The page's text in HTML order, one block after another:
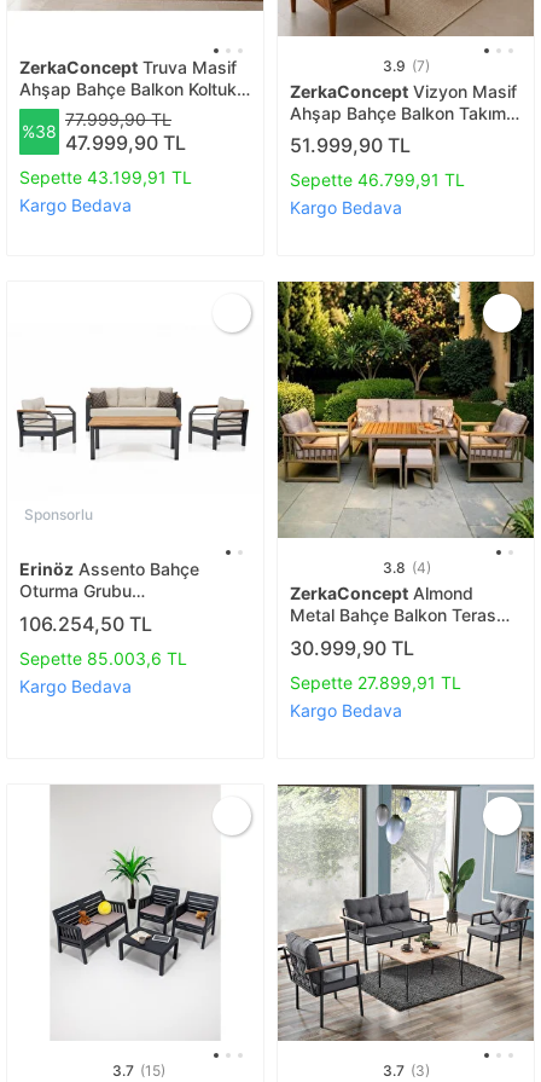
ZerkaConcept Truva Masif
Ahşap Bahçe Balkon Koltuk
Gürgen Ağacı 3+1+1 Koltuk,
Masa Takımı
%38
77.999,90 TL
47.999,90 TL
Sepette 43.199,91 TL
Kargo Bedava
3.9 (7)
ZerkaConcept Vizyon Masif
Ahşap Bahçe Balkon Takımı
Gürgen Ağacı 3+1+1+masa
51.999,90 TL
Sepette 46.799,91 TL
Kargo Bedava
Sponsorlu
Erinöz Assento Bahçe
Oturma Grubu
3+1+1+yüksek Sehpa
106.254,50 TL
Sepette 85.003,6 TL
Kargo Bedava
3.8 (4)
ZerkaConcept Almond
Metal Bahçe Balkon Teras
Koltuk Takımı
3+1+1+masa+2 Adet Puf
30.999,90 TL
Sepette 27.899,91 TL
Kargo Bedava
3.7 (15) 3.7 (3)